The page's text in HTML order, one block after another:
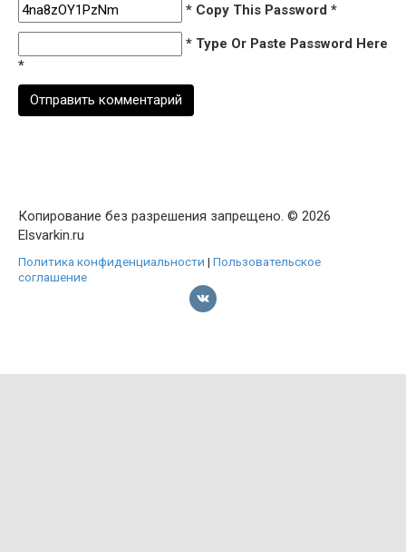
* Copy This Password *
* Type Or Paste Password Here
*
Копирование без разрешения запрещено. © 2026
Elsvarkin.ru
Политика конфиденциальности | Пользовательское
соглашение